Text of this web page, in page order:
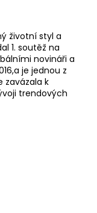
životní styl a
1. soutěž na
novináři a
je jednou z
zavázala k
trendových